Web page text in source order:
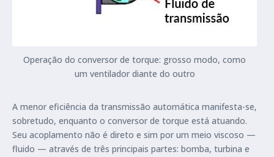
Operação do conversor de torque: grosso modo, como
um ventilador diante do outro
A menor eficiência da transmissão automática manifesta-se,
sobretudo, enquanto o conversor de torque está atuando.
Seu acoplamento não é direto e sim por um meio viscoso —
fluido — através de três principais partes: bomba, turbina e